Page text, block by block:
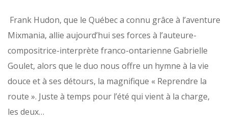
Frank Hudon, que le Québec a connu grâce à l’aventure
Mixmania, allie aujourd’hui ses forces à l’auteure-
compositrice-interprète franco-ontarienne Gabrielle
Goulet, alors que le duo nous offre un hymne à la vie
douce et à ses détours, la magnifique « Reprendre la
route ». Juste à temps pour l’été qui vient à la charge,
les deux…